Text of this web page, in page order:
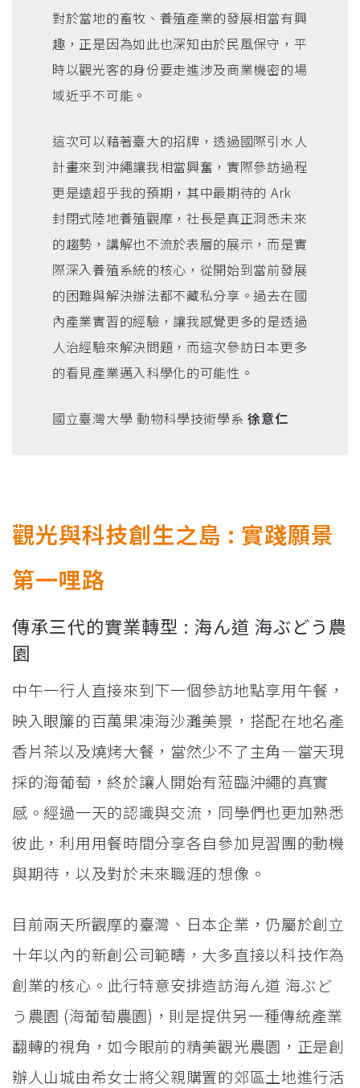
對於當地的畜牧、養殖產業的發展相當有興
趣，正是因為如此也深知由於民風保守，平
時以觀光客的身份要走進涉及商業機密的場
域近乎不可能。
這次可以藉著臺大的招牌，透過國際引水人
計畫來到沖繩讓我相當興奮，實際參訪過程
更是遠超乎我的預期，其中最期待的 Ark
封閉式陸地養殖觀摩，社長是真正洞悉未來
的趨勢，講解也不流於表層的展示，而是實
際深入養殖系統的核心，從開始到當前發展
的困難與解決辦法都不藏私分享。過去在國
內產業實習的經驗，讓我感覺更多的是透過
人治經驗來解決問題，而這次參訪日本更多
的看見產業邁入科學化的可能性。
國立臺灣大學 動物科學技術學系徐意仁
觀光與科技創生之島 : 實踐願景
第一哩路
傳承三代的實業轉型 : 海ん道 海ぶどう農
園
中午一行人直接來到下一個參訪地點享用午餐，
映入眼簾的百萬果凍海沙灘美景，搭配在地名產
香片茶以及燒烤大餐，當然少不了主角—當天現
採的海葡萄，終於讓人開始有蒞臨沖繩的真實
感。經過一天的認識與交流，同學們也更加熟悉
彼此，利用用餐時間分享各自參加見習團的動機
與期待，以及對於未來職涯的想像。
目前兩天所觀摩的臺灣、日本企業，仍屬於創立
十年以內的新創公司範疇，大多直接以科技作為
創業的核心。此行特意安排造訪海ん道 海ぶど
う農園 (海葡萄農園)，則是提供另一種傳統產業
翻轉的視角，如今眼前的精美觀光農園，正是創
辦人山城由希女士將父親購置的郊區土地進行活